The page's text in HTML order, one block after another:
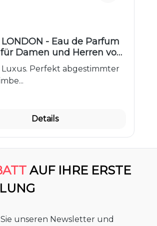
LONDON - Eau de Parfum
für Damen und Herren von
® | WU1 VIP
Luxus. Perfekt abgestimmter
Details
AUF IHRE ERSTE
unseren Newsletter und